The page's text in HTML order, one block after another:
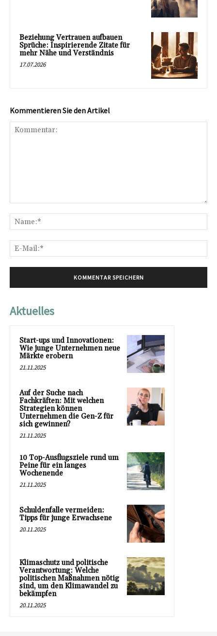
Beziehung Vertrauen aufbauen
Sprüche: Inspirierende Zitate für
mehr Nähe und Verständnis
17.07.2026
Kommentieren Sie den Artikel
Aktuelles
Start-ups und Innovationen:
Wie junge Unternehmen neue
Märkte erobern
21.11.2025
Auf der Suche nach
Fachkräften: Mit welchen
Strategien können
Unternehmen die Gen-Z für
sich gewinnen?
21.11.2025
10 Top-Ausflugsziele rund um
Peine für ein langes
Wochenende
21.11.2025
Schuldenfalle vermeiden:
Tipps für junge Erwachsene
20.11.2025
Klimaschutz und politische
Verantwortung: Welche
politischen Maßnahmen nötig
sind, um den Klimawandel zu
bekämpfen
20.11.2025